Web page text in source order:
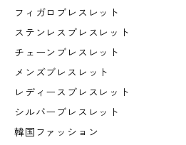
フィガロブレスレット
ステンレスブレスレット
チェーンブレスレット
メンズブレスレット
レディースブレスレット
シルバーブレスレット
韓国ファッション